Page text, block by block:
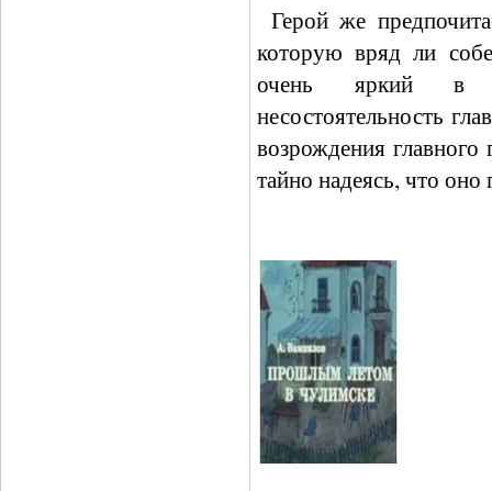
Герой же
которую вряд ли
очень яркий в
несостоятельность
возрождения главного
тайно надеясь, что